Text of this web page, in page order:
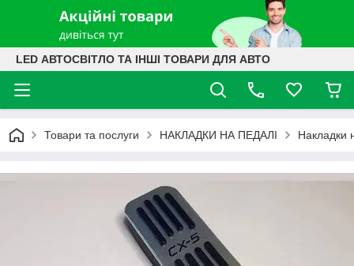
LED АВТОСВІТЛО ТА ІНШІ ТОВАРИ ДЛЯ АВТО
Товари та послуги НАКЛАДКИ НА ПЕДАЛІ Накладки